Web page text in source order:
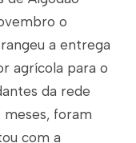
o
a entrega
agrícola para o
da rede
meses, foram
com a